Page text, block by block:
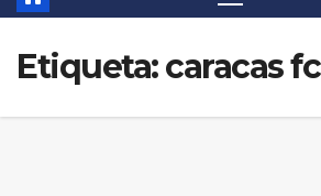
Etiqueta:caracas fc